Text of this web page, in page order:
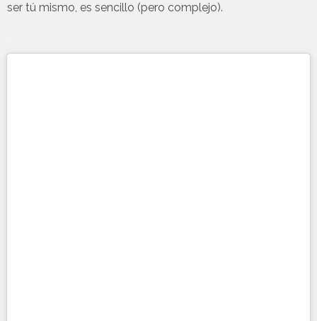
ser tú mismo, es sencillo (pero complejo).